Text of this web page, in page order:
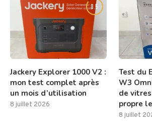
8.5
Jackery Explorer 1000 V2 :
mon test complet après
un mois d’utilisation
8 juillet 2026
Test du
W3
de
propre
8 juillet